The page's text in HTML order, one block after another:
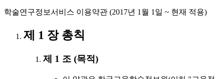
학술연구정보서비스 이용약관 (2017년 1월 1일 ~ 현재 적용)
제 1 장 총칙
제 1 조 (목적)